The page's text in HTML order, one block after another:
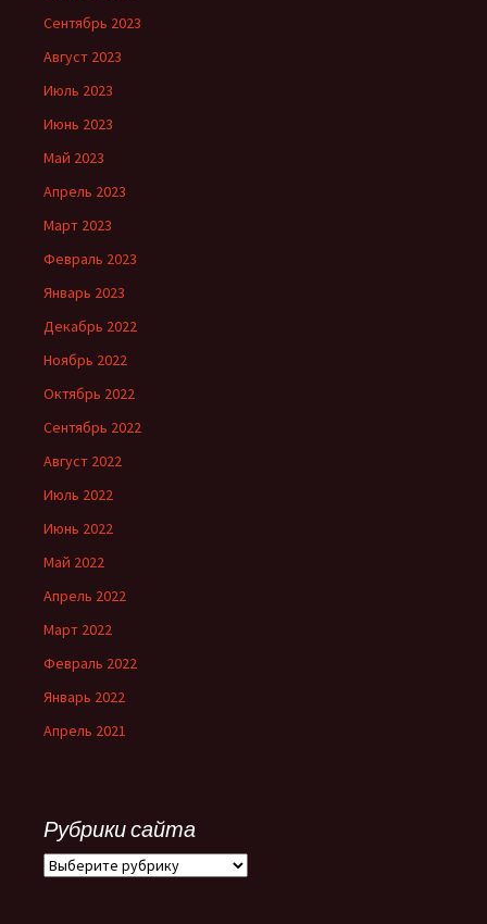
Сентябрь 2023
Август 2023
Июль 2023
Июнь 2023
Май 2023
Апрель 2023
Март 2023
Февраль 2023
Январь 2023
Декабрь 2022
Ноябрь 2022
Октябрь 2022
Сентябрь 2022
Август 2022
Июль 2022
Июнь 2022
Май 2022
Апрель 2022
Март 2022
Февраль 2022
Январь 2022
Апрель 2021
Рубрики сайта
Рубрики